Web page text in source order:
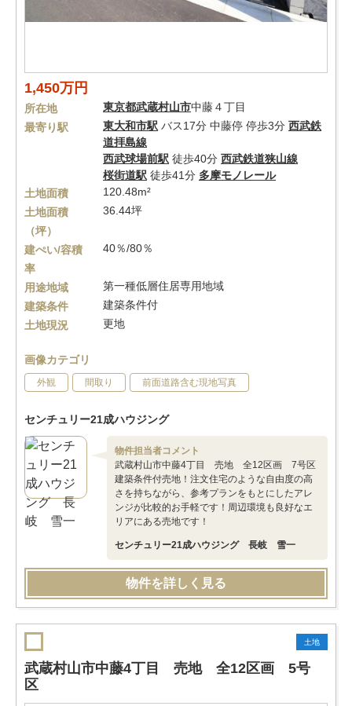
1,450万円
所在地 東京都武蔵村山市中藤４丁目
最寄り駅
東大和市駅 バス17分 中藤停 停歩3分 西武鉄
道拝島線
西武球場前駅 徒歩40分 西武鉄道狭山線
桜街道駅 徒歩41分 多摩モノレール
土地面積
120.48m²
土地面積
（坪）
36.44坪
建ぺい/容積
率
40％/80％
用途地域
第一種低層住居専用地域
建築条件
建築条件付
土地現況
更地
画像カテゴリ
外観 間取り 前面道路含む現地写真
センチュリー21成ハウジング
物件担当者コメント
武蔵村山市中藤4丁目 売地 全12区画 7号区
建築条件付売地！注文住宅のような自由度の高
さを持ちながら、参考プランをもとにしたアレ
ンジが比較的お手軽です！周辺環境も良好なエ
リアにある売地です！
センチュリー21成ハウジング 長岐 雪一
物件を詳しく見る
土地
武蔵村山市中藤4丁目 売地 全12区画 5号
区